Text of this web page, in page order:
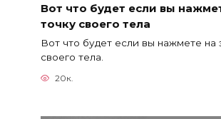
Вот что будет если вы
точку своего тела
Вот что будет если вы нажмете на
своего тела.
20к.